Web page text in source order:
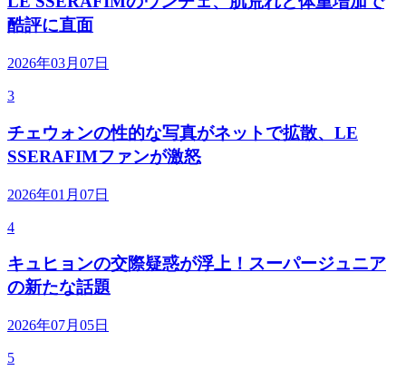
酷評に直面
2026年03月07日
3
チェウォンの性的な写真がネットで拡散、LE
SSERAFIMファンが激怒
2026年01月07日
4
キュヒョンの交際疑惑が浮上！スーパージュニア
の新たな話題
2026年07月05日
5